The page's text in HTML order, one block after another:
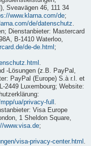
Sveavägen 46, 111 34
www.klarna.com/de;
de/datenschutz.
Dienstanbieter: Mastercard
B-1410 Waterloo,
de-de.html ;
.
-Lösungen (z.B. PayPal,
PayPal (Europe) S.à r.l. et
2449 Luxembourg; Website:
ua/privacy-full .
Visa Europe
1 Sheldon Square,
www.visa.de;
visa-privacy-center.html .